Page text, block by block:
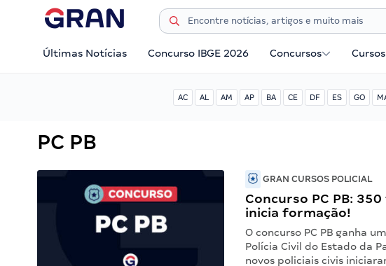
Últimas Notícias Concurso IBGE 2026 Concursos Cursos
AC AL AM AP BA CE DF ES GO
PC PB
GRAN CURSOS POLICIAL
Concurso PC PB:
inicia formação!
O concurso PC PB ganha
Polícia Civil do Estado da
novos policiais civis